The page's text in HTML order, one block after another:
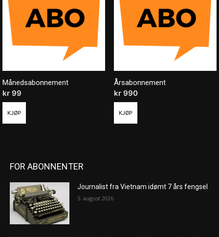
Månedsabonnement
kr 99
KJØP
Årsabonnement
kr990
KJØP
FOR ABONNENTER
Journalist fra Vietnam idømt 7 års fengsel
5. august 2026